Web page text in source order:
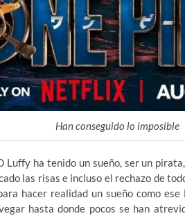
Han conseguido lo imposible
ha tenido un sueño, ser un
las risas e incluso el rechazo de
hacer realidad un sueño como
hasta donde pocos se han